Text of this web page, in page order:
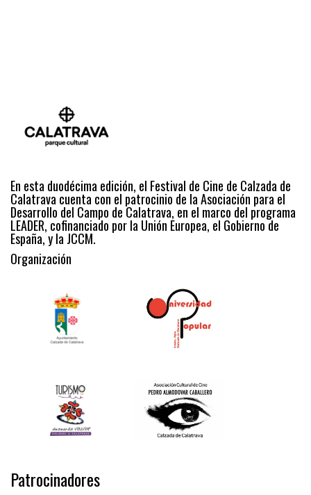
En esta duodécima edición, el Festival de Cine de Calzada de
Calatrava cuenta con el patrocinio de la Asociación para el
Desarrollo del Campo de Calatrava, en el marco del programa
LEADER, cofinanciado por la Unión Europea, el Gobierno de
España, y la JCCM.
Organización
Patrocinadores